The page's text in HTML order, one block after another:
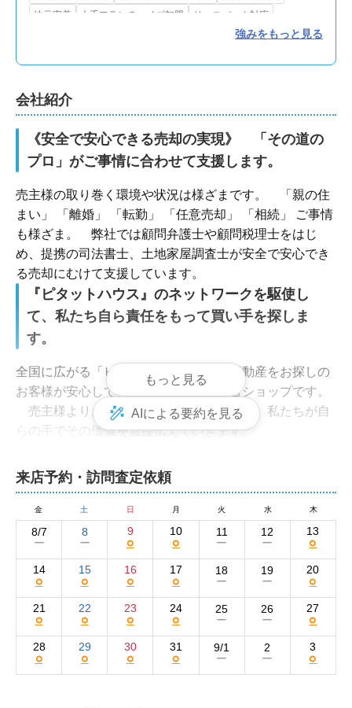
地元密着
大手フランチャイズ加盟
リースバック対応
不用品処分サービスあり強みをもっと見る
来店予約・訪問査定依頼
金 土 日 月 火 水 木
8/7
ー
8
ー
9
○
10
○
11
ー
12
ー
13
○
14
○
15
○
16
○
17
○
18
ー
19
ー
20
○
21
○
22
○
23
○
24
○
25
ー
26
ー
27
○
28
○
29
○
30
○
31
○
9/1
ー
2
ー
3
○
会社紹介
《安全で安心できる売却の実現》　「その道の
プロ」がご事情に合わせて支援します。
売主様の取り巻く環境や状況は様ざまです。　「親の住
まい」 「離婚」 「転勤」 「任意売却」 「相続」 ご事情
も様ざま。　弊社では顧問弁護士や顧問税理士をはじ
め、提携の司法書士、土地家屋調査士が安全で安心でき
る売却にむけて支援しています。
『ピタットハウス』のネットワークを駆使し
て、私たち自ら責任をもって買い手を探しま
す。
全国に広がる「ピタットハウス」は、不動産をお探しの
お客様が安心して相談できる不動産総合ショップです。
売主様よりお預かりした大切な不動産を、私たちが自
らの手でその価値を直接伝えていきます。
「他社で売りに出しているけどなかなか売れなくて…」
そうお声かけいただくことが私たちの特長の１つで
す。　私たちは「どうすれば価値が伝わるか」の視点
で、売主様が「納得できる売却」をめざしています。
『訳アリ不動産』大歓迎
「住宅ローンの返済が厳しい」 「相続人同士で争ってい
る」 「自然死（孤独死）」の空家を売りたい」 「差押え
が付いている」 「既存不適格建物（違法建築）である」
「心理的瑕疵（自殺・他殺）がある」 やはりご事情は様
ざまです。　他社に断られた物件でもご相談ください。
もっと見る
AIによる要約を見る